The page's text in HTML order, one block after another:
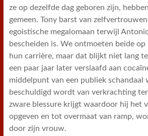
ze op dezelfde dag geboren zijn,
gemeen. Tony barst van zelfvertrouwen
egoistische megalomaan terwijl
bescheiden is. We ontmoeten beide
hun carrière, maar dat blijkt niet lang
een paar jaar later verslaafd aan
middelpunt van een publiek schandaal
beschuldigd wordt van verkrachting
zware blessure krijgt waardoor hij het
opgeven en tot overmaat van ramp,
door zijn vrouw.